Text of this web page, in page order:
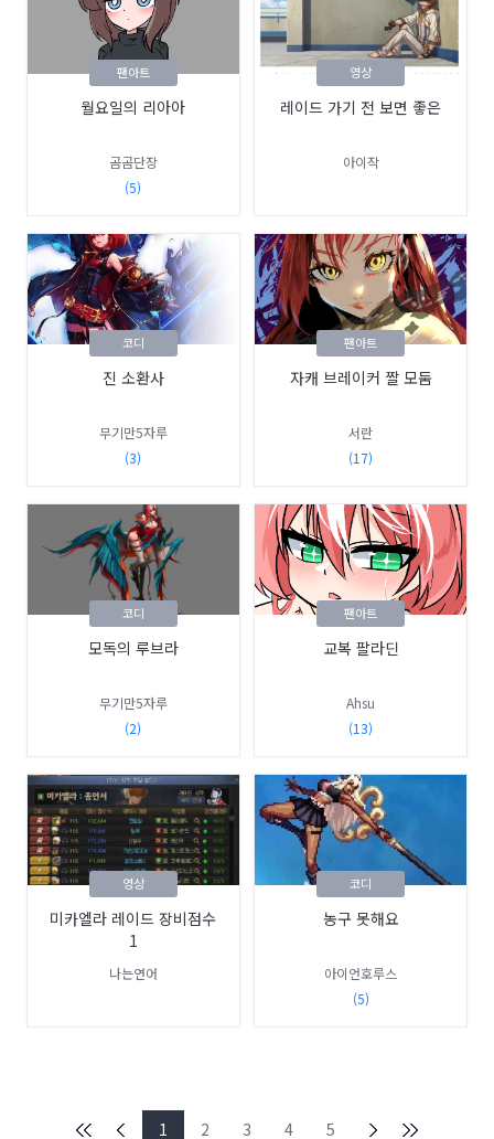
월요일의 리아아
곰곰단장
(5)
팬아트
레이드 가기 전 보면 좋은
아이작
영상
진 소환사
무기만5자루
(3)
코디
자캐 브레이커 짤 모둠
서란
(17)
팬아트
모독의 루브라
무기만5자루
(2)
코디
교복 팔라딘
Ahsu
(13)
팬아트
미카엘라 레이드 장비점수
1
나는연어
영상
농구 못해요
아이언호루스
(5)
코디
1 2 3 4 5